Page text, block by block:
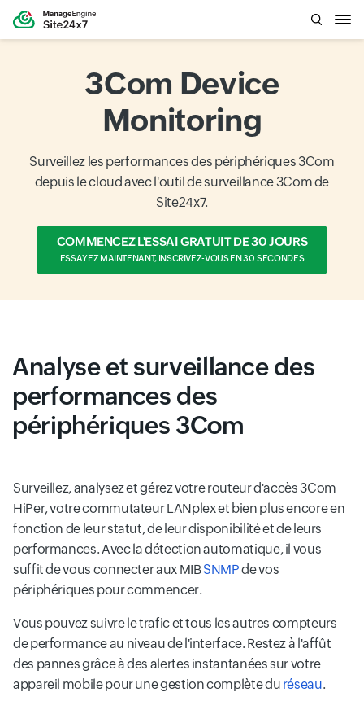
3Com Device
Monitoring
Surveillez les performances des périphériques 3Com
depuis le cloud avec l'outil de surveillance 3Com de
Site24x7.
COMMENCEZ L'ESSAI GRATUIT DE 30 JOURS
ESSAYEZ MAINTENANT, INSCRIVEZ-VOUS EN 30 SECONDES
Analyse et surveillance des
performances des
périphériques 3Com
Surveillez, analysez et gérez votre routeur d'accès 3Com
HiPer, votre commutateur LANplex et bien plus encore en
fonction de leur statut, de leur disponibilité et de leurs
performances. Avec la détection automatique, il vous
suffit de vous connecter aux MIBSNMPde vos
périphériques pour commencer.
Vous pouvez suivre le trafic et tous les autres compteurs
de performance au niveau de l'interface. Restez à l'affût
des pannes grâce à des alertes instantanées sur votre
appareil mobile pour une gestion complète du réseau.